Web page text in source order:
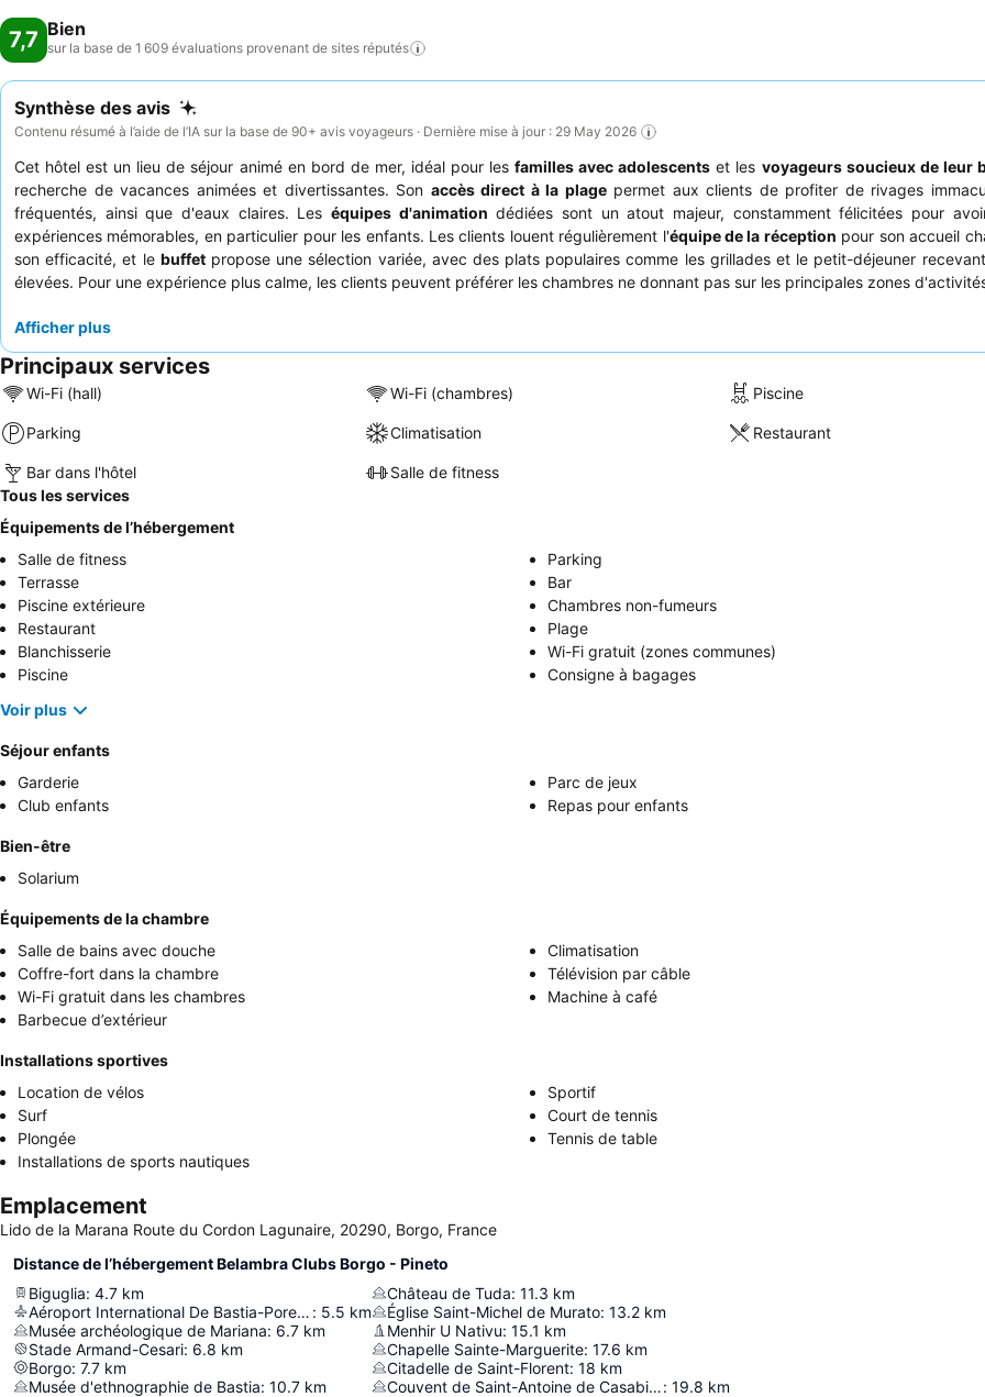
7,7 Bien
sur la base de 1 609 évaluations provenant de sites réputés
Synthèse des avis
Contenu résumé à l’aide de l’IA sur la base de 90+ avis voyageurs · Dernière mise à jour : 29 May 2026
Cet hôtel est un lieu de séjour animé en bord de mer, idéal pour lesfamilles avec adolescents et les voyageurs soucieux de leur
recherche de vacances animées et divertissantes. Son accès direct à la plagepermet aux clients de profiter de rivages
fréquentés, ainsi que d'eaux claires. Les équipes d'animation dédiées sont un atout majeur, constamment félicitées pour
expériences mémorables, en particulier pour les enfants. Les clients louent régulièrement l'équipe de la réception pour son accueil
son efficacité, et le buffetpropose une sélection variée, avec des plats populaires comme les grillades et le petit-déjeuner
élevées. Pour une expérience plus calme, les clients peuvent préférer les chambres ne donnant pas sur les principales zones
Afficher plus
Principaux services
Wi-Fi (hall) Wi-Fi (chambres) Piscine
Parking Climatisation Restaurant
Bar dans l'hôtel
Salle de fitness
Tous les services
Équipements de l’hébergement
Salle de fitness
Parking
Terrasse
Bar
Piscine extérieure
Chambres non-fumeurs
Restaurant
Plage
Blanchisserie
Wi-Fi gratuit (zones communes)
Piscine
Consigne à bagages
Voir plus
Séjour enfants
Garderie
Parc de jeux
Club enfants
Repas pour enfants
Bien-être
Solarium
Équipements de la chambre
Salle de bains avec douche
Climatisation
Coffre-fort dans la chambre
Télévision par câble
Wi-Fi gratuit dans les chambres
Machine à café
Barbecue d’extérieur
Installations sportives
Location de vélos
Sportif
Surf
Court de tennis
Plongée
Tennis de table
Installations de sports nautiques
Emplacement
Lido de la Marana Route du Cordon Lagunaire, 20290, Borgo, France
Distance de l’hébergement Belambra Clubs Borgo - Pineto
Biguglia: 4.7 km
Aéroport International De Bastia-Poretta : 5.5 km
Musée archéologique de Mariana: 6.7 km
Stade Armand-Cesari: 6.8 km
Borgo: 7.7 km
Musée d'ethnographie de Bastia: 10.7 km
Château de Tuda: 11.3 km
Église Saint-Michel de Murato: 13.2 km
Menhir U Nativu: 15.1 km
Chapelle Sainte-Marguerite: 17.6 km
Citadelle de Saint-Florent: 18 km
Couvent de Saint-Antoine de Casabianca: 19.8 km